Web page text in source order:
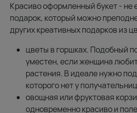
Красиво оформленный букет - не
подарок, который можно
других креативных подарков из
цветы в горшках. Подобный
уместен, если женщина
растения. В идеале нужно
которого нет у
овощная или фруктовая
одновременно красиво и